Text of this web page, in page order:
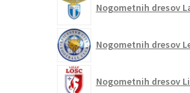
Nogometnih dresov
Nogometnih dresov
Nogometnih dresov